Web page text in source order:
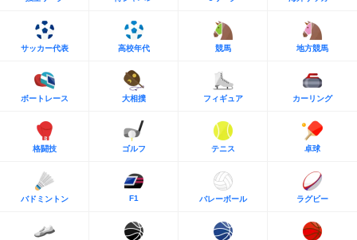
サッカー代表 高校年代 競馬 地方競馬
ボートレース 大相撲 フィギュア カーリング
格闘技 ゴルフ テニス 卓球
バドミントン F1 バレーボール ラグビー